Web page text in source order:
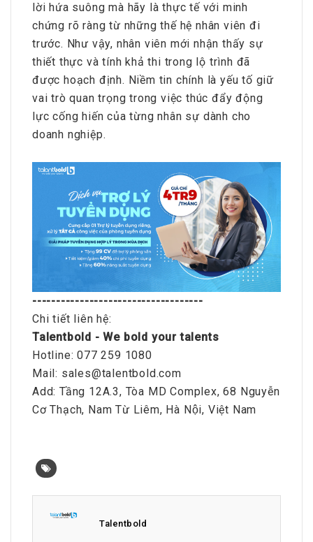
lời hứa suông mà hãy là thực tế với minh
chứng rõ ràng từ những thế hệ nhân viên đi
trước. Như vậy, nhân viên mới nhận thấy sự
thiết thực và tính khả thi trong lộ trình đã
được hoạch định. Niềm tin chính là yếu tố giữ
vai trò quan trọng trong việc thúc đẩy động
lực cống hiến của từng nhân sự dành cho
doanh nghiệp.
------------------------------------
Chi tiết liên hệ:
Talentbold - We bold your talents
Hotline: 077 259 1080
Mail: sales@talentbold.com
Add: Tầng 12A.3, Tòa MD Complex, 68 Nguyễn
Cơ Thạch, Nam Từ Liêm, Hà Nội, Việt Nam
Talentbold